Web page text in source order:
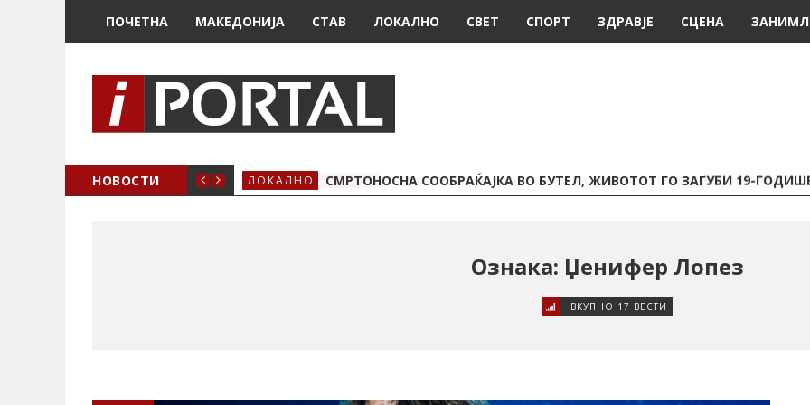
ПОЧЕТНА МАКЕДОНИЈА СТАВ ЛОКАЛНО СВЕТ СПОРТ ЗДРАВЈЕ СЦЕНА
НОВОСТИ ЛОКАЛНО СМРТОНОСНА СООБРАЌАЈКА ВО БУТЕЛ, ЖИВОТОТ ГО ЗАГУБИ 19-
Ознака: Џенифер Лопез
ВКУПНО 17 ВЕСТИ